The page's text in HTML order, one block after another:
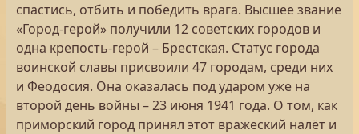
спастись, отбить и победить врага. Высшее звание
«Город-герой» получили 12 советских городов и
одна крепость-герой – Брестская. Статус города
воинской славы присвоили 47 городам, среди них
и Феодосия. Она оказалась под ударом уже на
второй день войны – 23 июня 1941 года. О том, как
приморский город принял этот вражеский налёт и